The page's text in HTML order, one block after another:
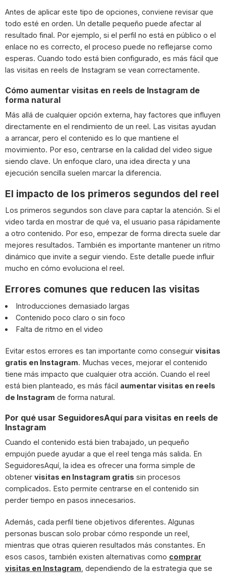
Antes de aplicar este tipo de opciones, conviene revisar que
todo esté en orden. Un detalle pequeño puede afectar al
resultado final. Por ejemplo, si el perfil no está en público o el
enlace no es correcto, el proceso puede no reflejarse como
esperas. Cuando todo está bien configurado, es más fácil que
las visitas en reels de Instagram se vean correctamente.
Cómo aumentar visitas en reels de Instagram de
forma natural
Más allá de cualquier opción externa, hay factores que influyen
directamente en el rendimiento de un reel. Las visitas ayudan
a arrancar, pero el contenido es lo que mantiene el
movimiento. Por eso, centrarse en la calidad del video sigue
siendo clave. Un enfoque claro, una idea directa y una
ejecución sencilla suelen marcar la diferencia.
El impacto de los primeros segundos del reel
Los primeros segundos son clave para captar la atención. Si el
video tarda en mostrar de qué va, el usuario pasa rápidamente
a otro contenido. Por eso, empezar de forma directa suele dar
mejores resultados. También es importante mantener un ritmo
dinámico que invite a seguir viendo. Este detalle puede influir
mucho en cómo evoluciona el reel.
Errores comunes que reducen las visitas
Introducciones demasiado largas
Contenido poco claro o sin foco
Falta de ritmo en el video
Evitar estos errores es tan importante como conseguir visitas
gratis en Instagram. Muchas veces, mejorar el contenido
tiene más impacto que cualquier otra acción. Cuando el reel
está bien planteado, es más fácil aumentar visitas en reels
de Instagram de forma natural.
Por qué usar SeguidoresAquí para visitas en reels de
Instagram
Cuando el contenido está bien trabajado, un pequeño
empujón puede ayudar a que el reel tenga más salida. En
SeguidoresAquí, la idea es ofrecer una forma simple de
obtener visitas en Instagram gratis sin procesos
complicados. Esto permite centrarse en el contenido sin
perder tiempo en pasos innecesarios.
Además, cada perfil tiene objetivos diferentes. Algunas
personas buscan solo probar cómo responde un reel,
mientras que otras quieren resultados más constantes. En
esos casos, también existen alternativas como comprar
visitas en Instagram , dependiendo de la estrategia que se